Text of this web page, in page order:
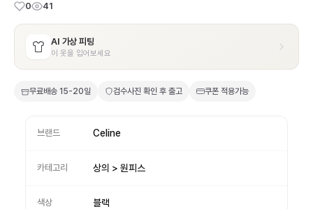
0 41
AI 가상 피팅
이 옷을 입어보세요
무료배송 15-20일 검수사진 확인 후 출고 쿠폰 적용가능
브랜드 Celine
카테고리 상의 > 원피스
색상 블랙